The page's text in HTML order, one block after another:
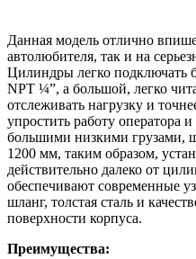
Данная модель отлично
автолюбителя, так и на
Цилиндры легко подключать
NPT ¼”, а большой, легко
отслеживать нагрузку и
упростить работу оператора
большими низкими грузами,
1200 мм, таким образом,
действительно далеко от
обеспечивают современные
шланг, толстая сталь и
поверхности корпуса.
Преимущества: